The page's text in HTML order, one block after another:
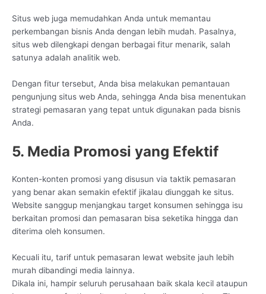
Situs web juga memudahkan Anda untuk memantau
perkembangan bisnis Anda dengan lebih mudah. Pasalnya,
situs web dilengkapi dengan berbagai fitur menarik, salah
satunya adalah analitik web.
Dengan fitur tersebut, Anda bisa melakukan pemantauan
pengunjung situs web Anda, sehingga Anda bisa menentukan
strategi pemasaran yang tepat untuk digunakan pada bisnis
Anda.
5. Media Promosi yang Efektif
Konten-konten promosi yang disusun via taktik pemasaran
yang benar akan semakin efektif jikalau diunggah ke situs.
Website sanggup menjangkau target konsumen sehingga isu
berkaitan promosi dan pemasaran bisa seketika hingga dan
diterima oleh konsumen.
Kecuali itu, tarif untuk pemasaran lewat website jauh lebih
murah dibandingi media lainnya.
Dikala ini, hampir seluruh perusahaan baik skala kecil ataupun